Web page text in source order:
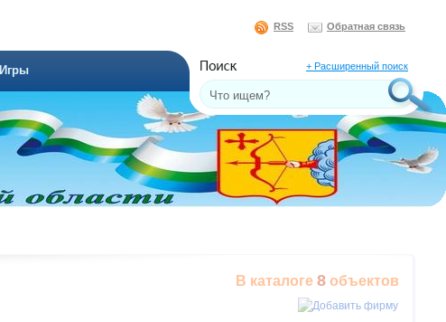
RSS Обратная связь
Игры + Расширенный поиск
В каталоге 8объектов